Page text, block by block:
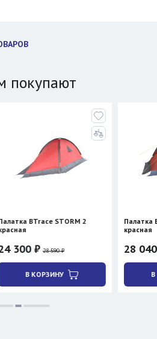
покупают
STORM 2
28 590 ₽
КОРЗИНУ
Палатка BTrace
28 040 ₽ 32 990 ₽
В КОРЗИНУ